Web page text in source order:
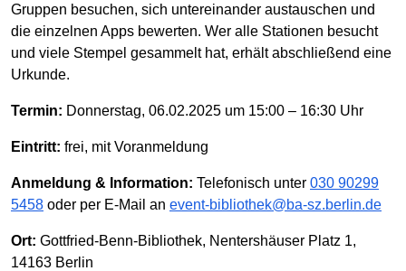
Gruppen besuchen, sich untereinander austauschen und
die einzelnen Apps bewerten. Wer alle Stationen besucht
und viele Stempel gesammelt hat, erhält abschließend eine
Urkunde.
Termin: Donnerstag, 06.02.2025 um 15:00 – 16:30 Uhr
Eintritt: frei, mit Voranmeldung
Anmeldung & Information: Telefonisch unter 030 90299
5458 oder per E-Mail an event-bibliothek@ba-sz.berlin.de
Ort: Gottfried-Benn-Bibliothek, Nentershäuser Platz 1,
14163 Berlin